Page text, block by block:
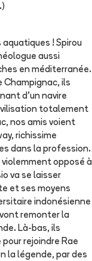
! Spirou
aussi
en méditerranée.
Champignac, ils
d'un navire
totalement
nos amis voient
richissime
dans la profession.
violemment opposé à
va se laisser
et ses moyens
indonésienne
remonter la
Là-bas, ils
rejoindre Rae
la légende, par des